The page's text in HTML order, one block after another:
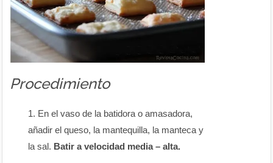
Procedimiento
En el vaso de la batidora o amasadora,
añadir el queso, la mantequilla, la manteca y
la sal. Batir a velocidad media – alta.